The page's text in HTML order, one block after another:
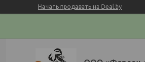
Начать продавать на Deal.by